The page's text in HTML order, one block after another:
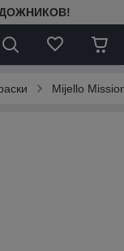
Mijello